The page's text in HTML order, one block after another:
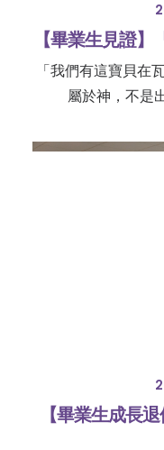
【畢業生見證
「我們有這寶貝在
屬於神，不是
【畢業生成長